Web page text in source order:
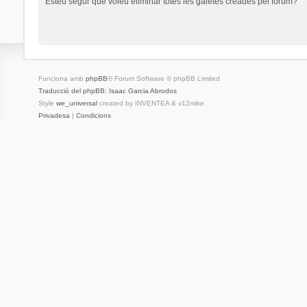
Funciona amb phpBB® Forum Software © phpBB Limited
Traducció del phpBB: Isaac Garcia Abrodos
Style we_universalcreated by INVENTEA & v12mike
Privadesa | Condicions